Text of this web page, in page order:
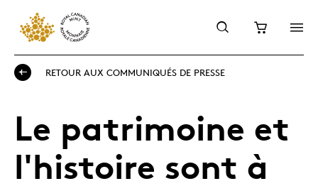
RETOUR AUX COMMUNIQUÉS DE PRESSE
Le patrimoine et
l'histoire sont à